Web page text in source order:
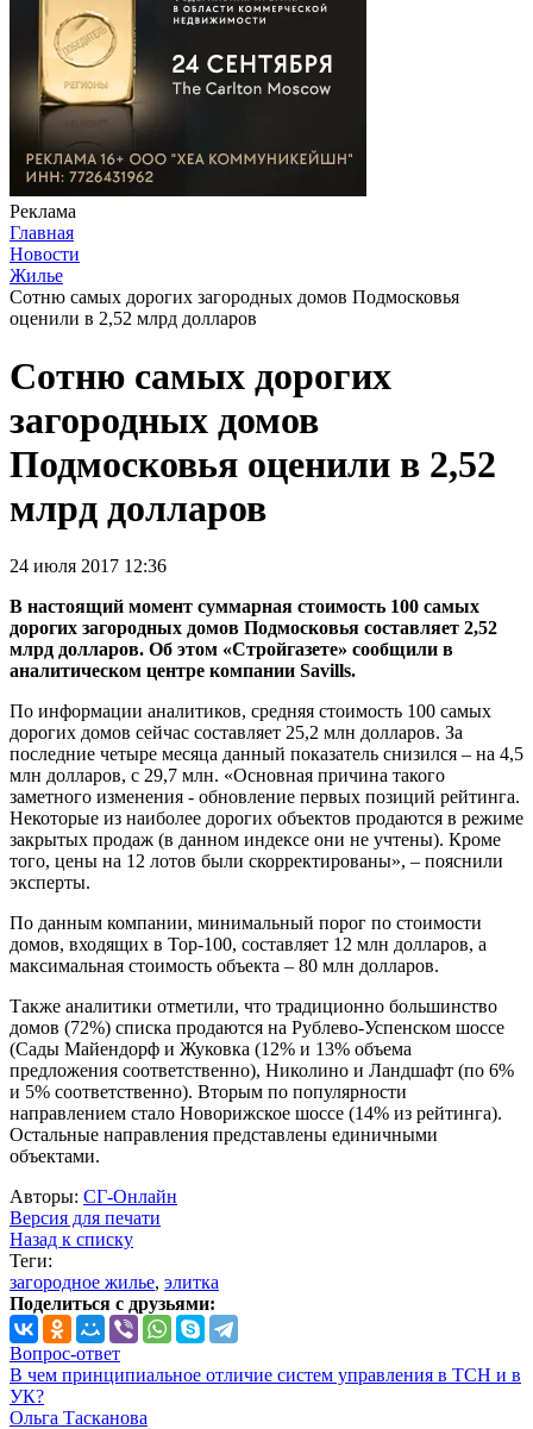
Реклама
Главная
Новости
Жилье
Сотню самых дорогих загородных домов Подмосковья
оценили в 2,52 млрд долларов
Сотню самых дорогих
загородных домов
Подмосковья оценили в 2,52
млрд долларов
24 июля 2017 12:36
В настоящий момент суммарная стоимость 100 самых
дорогих загородных домов Подмосковья составляет 2,52
млрд долларов. Об этом «Стройгазете» сообщили в
аналитическом центре компании Savills.
По информации аналитиков, средняя стоимость 100 самых
дорогих домов сейчас составляет 25,2 млн долларов. За
последние четыре месяца данный показатель снизился – на 4,5
млн долларов, с 29,7 млн. «Основная причина такого
заметного изменения - обновление первых позиций рейтинга.
Некоторые из наиболее дорогих объектов продаются в режиме
закрытых продаж (в данном индексе они не учтены). Кроме
того, цены на 12 лотов были скорректированы», – пояснили
эксперты.
По данным компании, минимальный порог по стоимости
домов, входящих в Тор-100, составляет 12 млн долларов, а
максимальная стоимость объекта – 80 млн долларов.
Также аналитики отметили, что традиционно большинство
домов (72%) списка продаются на Рублево-Успенском шоссе
(Сады Майендорф и Жуковка (12% и 13% объема
предложения соответственно), Николино и Ландшафт (по 6%
и 5% соответственно). Вторым по популярности
направлением стало Новорижское шоссе (14% из рейтинга).
Остальные направления представлены единичными
объектами.
Авторы: СГ-Онлайн
Версия для печати
Назад к списку
Теги:
загородное жилье, элитка
Поделиться с друзьями:
Вопрос-ответ
В чем принципиальное отличие систем управления в ТСН и в
УК?
Ольга Тасканова